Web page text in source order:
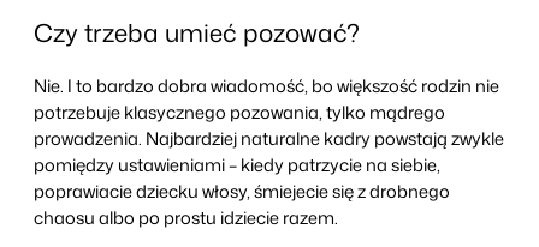
Czy trzeba umieć pozować?
Nie. I to bardzo dobra wiadomość, bo większość rodzin nie
potrzebuje klasycznego pozowania, tylko mądrego
prowadzenia. Najbardziej naturalne kadry powstają zwykle
pomiędzy ustawieniami – kiedy patrzycie na siebie,
poprawiacie dziecku włosy, śmiejecie się z drobnego
chaosu albo po prostu idziecie razem.